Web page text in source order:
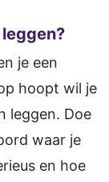
je een
hoopt wil je
leggen. Doe
waar je
en hoe